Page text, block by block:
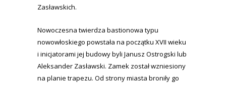
Zasławskich.
Nowoczesna twierdza bastionowa typu
nowowłoskiego powstała na początku XVII wieku
i inicjatorami jej budowy byli Janusz Ostrogski lub
Aleksander Zasławski. Zamek został wzniesiony
na planie trapezu. Od strony miasta broniły go